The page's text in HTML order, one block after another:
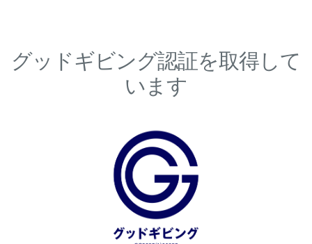
グッドギビング認証を取得して
います